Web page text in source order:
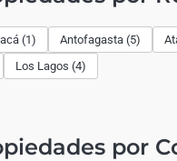
(1) Antofagasta (5)
Los Lagos (4)
por